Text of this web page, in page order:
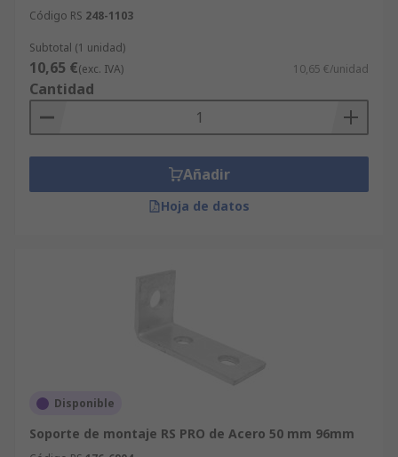
Código RS 248-1103
Subtotal (1 unidad)
10,65 €(exc. IVA) 10,65 €/unidad
Cantidad
Añadir
Hoja de datos
Disponible
Soporte de montaje RS PRO de Acero 50 mm 96mm